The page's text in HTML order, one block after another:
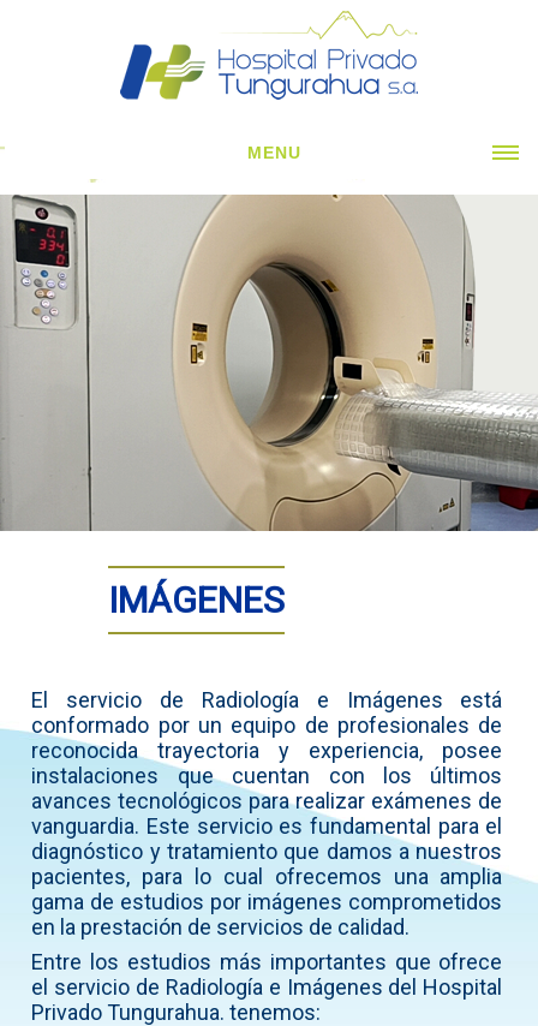
MENU
CORPORATIVO ▼
ESPECIALIDADES CLÍNICAS ▼
ESPECIALIDADES QUIRÚRGICAS ▼
SERVICIOS H. ▼
NOTICIAS
CONTÁCTENOS
IMÁGENES
El servicio de Radiología e Imágenes está
conformado por un equipo de profesionales de
reconocida trayectoria y experiencia, posee
instalaciones que cuentan con los últimos
avances tecnológicos para realizar exámenes de
vanguardia. Este servicio es fundamental para el
diagnóstico y tratamiento que damos a nuestros
pacientes, para lo cual ofrecemos una amplia
gama de estudios por imágenes comprometidos
en la prestación de servicios de calidad.
Entre los estudios más importantes que ofrece
el servicio de Radiología e Imágenes del Hospital
Privado Tungurahua. tenemos: